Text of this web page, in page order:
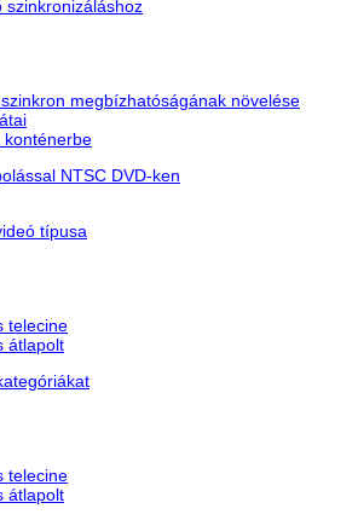
szinkronizáláshoz
megbízhatóságának növelése
konténerbe
NTSC DVD-ken
típusa
telecine
átlapolt
telecine
átlapolt